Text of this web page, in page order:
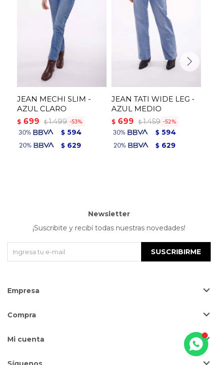
JEAN MECHI SLIM -
AZUL CLARO
$ 699 $ 1.499 53
$ 594
$ 629
JEAN TATI WIDE LEG -
AZUL MEDIO
$ 699 $ 1.459 52
$ 594
$ 629
Empresa
Compra
Mi cuenta
Newsletter
¡Suscribite y recibí todas nuestras novedades!
SUSCRIBIRME